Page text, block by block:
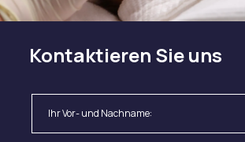
Kontaktieren Sie uns